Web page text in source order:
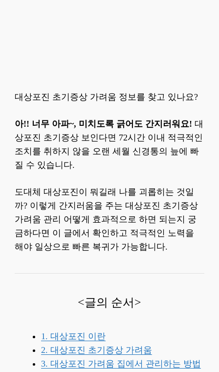
대상포진 초기증상 가려움 정보를 찾고 있나요?
아!! 너무 아파~, 미치도록 긁어도 간지러워요! 대
상포진 초기증상 보인다면 72시간 이내 적극적인
조치를 취하지 않을 오랜 세월 신경통의 늪에 빠
질 수 있습니다.
도대체 대상포진이 뭐길래 나를 괴롭히는 것일
까? 이렇게 간지러움을 주는 대상포진 초기증상
가려움 관리 어떻게 효과적으로 하면 되는지 궁
금하다면 이 글에서 확인하고 적극적인 노력을
해야 일상으로 빠른 복귀가 가능합니다.
<글의 순서>
1. 대상포진 이란
2. 대상포진 초기증상 가려움
3. 대상포진 가려움 집에서 관리하는 방법